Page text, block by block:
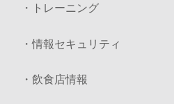
・トレーニング
・情報セキュリティ
・飲食店情報